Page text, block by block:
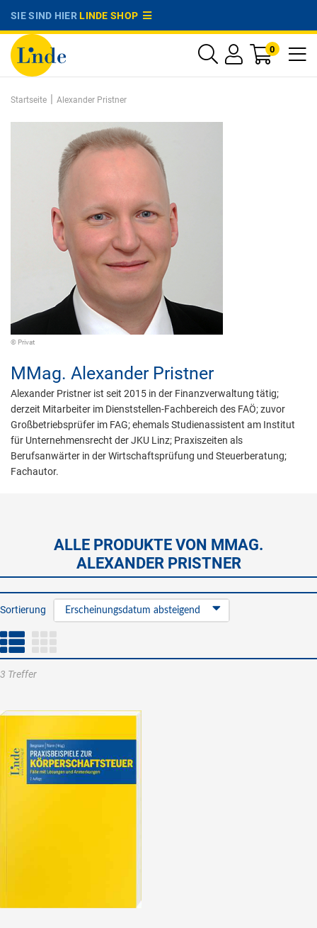
SIE SIND HIERLINDE SHOP
0
Startseite | Alexander Pristner
© Privat
MMag. Alexander Pristner
Alexander Pristner ist seit 2015 in der Finanzverwaltung tätig;
derzeit Mitarbeiter im Dienststellen-Fachbereich des FAÖ; zuvor
Großbetriebsprüfer im FAG; ehemals Studienassistent am Institut
für Unternehmensrecht der JKU Linz; Praxiszeiten als
Berufsanwärter in der Wirtschaftsprüfung und Steuerberatung;
Fachautor.
ALLE PRODUKTE VON MMAG.
ALEXANDER PRISTNER
Sortierung Erscheinungsdatum absteigend
3 Treffer